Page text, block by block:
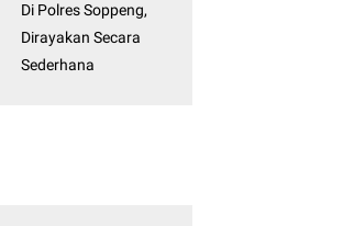
Di Polres Soppeng,
Dirayakan Secara
Sederhana